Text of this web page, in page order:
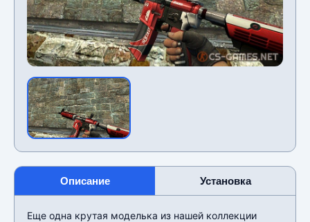
Описание Установка
Еще одна крутая моделька из нашей коллекции